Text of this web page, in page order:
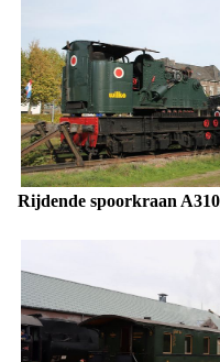
Rijdende spoorkraan